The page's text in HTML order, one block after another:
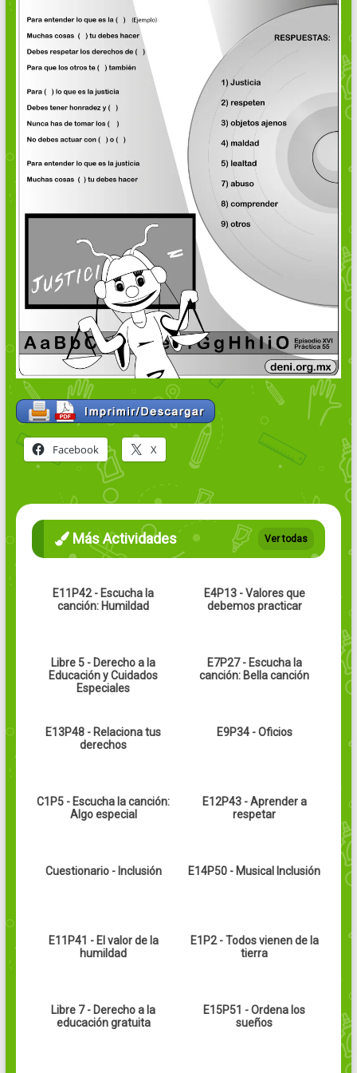
Facebook X
Más Actividades Ver todas
E11P42 - Escucha la
canción: Humildad
E4P13 - Valores que
debemos practicar
Libre 5 - Derecho a la
Educación y Cuidados
Especiales
E7P27 - Escucha la
canción: Bella canción
E13P48 - Relaciona tus
derechos
E9P34 - Oficios
C1P5 - Escucha la canción:
Algo especial
E12P43 - Aprender a
respetar
Cuestionario - Inclusión E14P50 - Musical Inclusión
E11P41 - El valor de la
humildad
E1P2 - Todos vienen de la
tierra
Libre 7 - Derecho a la
educación gratuita
E15P51 - Ordena los
sueños